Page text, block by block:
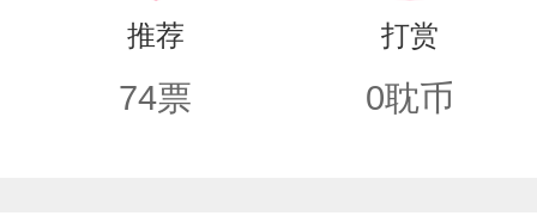
推荐
74票
打赏
0耽币